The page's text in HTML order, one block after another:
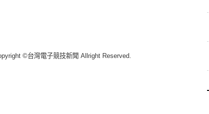
©台灣電子競技新聞 Allright Reserved.